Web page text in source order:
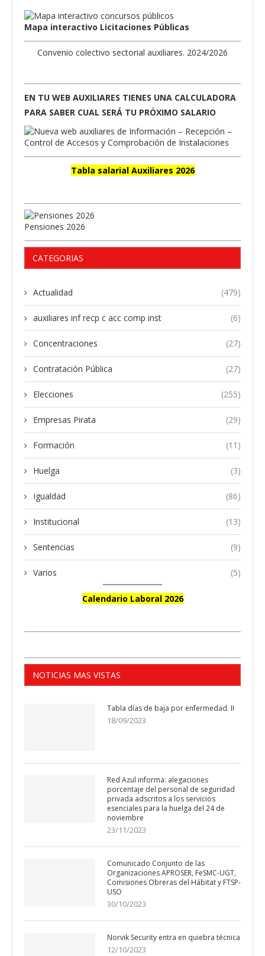
Mapa interactivo Licitaciones Públicas
Convenio colectivo sectorial auxiliares. 2024/2026
EN TU WEB AUXILIARES TIENES UNA CALCULADORA
PARA SABER CUAL SERÁ TU PRÓXIMO SALARIO
Tabla salarial Auxiliares 2026
Pensiones 2026
CATEGORIAS
Actualidad (479)
auxiliares inf recp c acc comp inst (6)
Concentraciones (27)
Contratación Pública (27)
Elecciones (255)
Empresas Pirata (29)
Formación (11)
Huelga (3)
Igualdad (86)
Institucional (13)
Sentencias (9)
Varios (5)
Calendario Laboral 2026
NOTICIAS MAS VISTAS
Tabla días de baja por enfermedad. II
18/09/2023
Red Azul informa: alegaciones
porcentaje del personal de seguridad
privada adscritos a los servicios
esenciales para la huelga del 24 de
noviembre
23/11/2023
Comunicado Conjunto de las
Organizaciones APROSER, FeSMC-UGT,
Comisiones Obreras del Hábitat y FTSP-
USO
30/10/2023
Norvik Security entra en quiebra técnica
12/10/2023